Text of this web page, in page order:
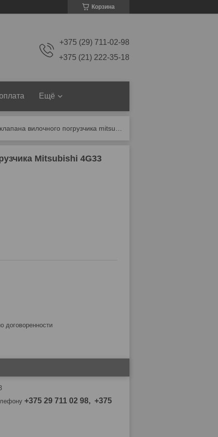
Корзина
+375 (29) 711-02-98
+375 (21) 222-35-18
Ещё
Mitsubishi 4G33
договоренности
+375 29 711 02 98, +375